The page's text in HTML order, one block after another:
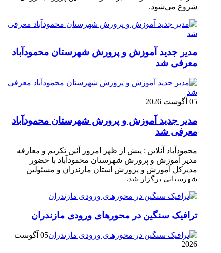
شروع می‌شود.
مدیر جدید آموزش و پرورش شهرستان محمودآباد
معرفی شد
05 آگوست 2026
مدیر جدید آموزش و پرورش شهرستان محمودآباد
معرفی شد
محمودآباد آنلاین : پیش از ظهر امروز آئین تکریم و معارفه
مدیر آموزش و پرورش شهرستان محمودآباد با حضور
مدیرکل آموزش و پرورش استان مازندران و مسئولین
شهرستانی برگزار شد،
ترافیک سنگین در محور‌های ورودی مازندران
05 آگوست
2026